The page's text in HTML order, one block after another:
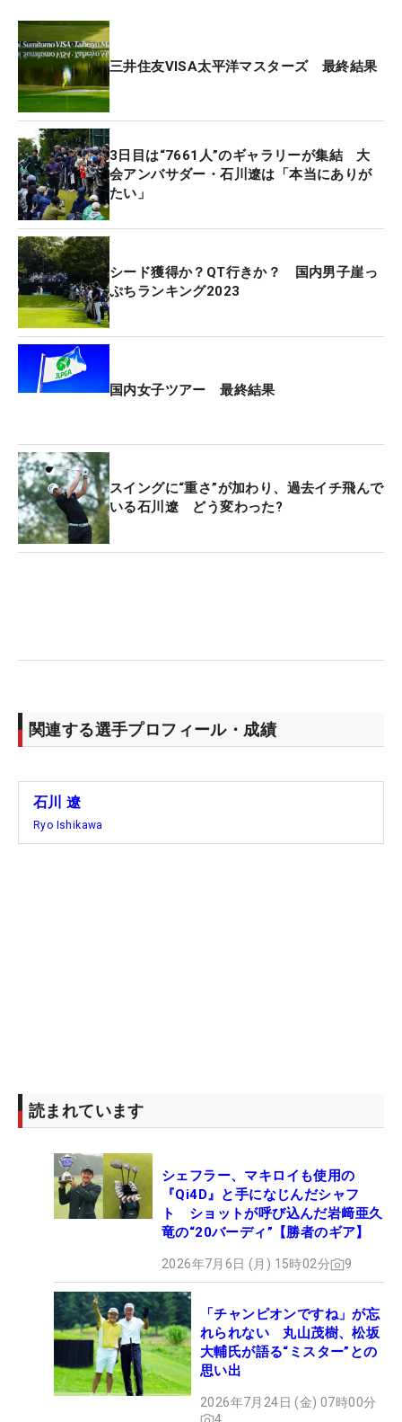
フクリニックを開催するなど、その役目を全うし
た。「非常にやりがいを感じました。（成績で）期
待に応えたかったという思いはあるのですけど、そ
う甘いものではないと思いますし、自分の状態も含
めてまだまだだった」。
それでも、今大会には4日間で合計2万3569人のギ
ャラリーが駆けつけ、今季ツアーの最多を記録し
た。「去年の施策（全日入場無料）を打っていただ
いたことの影響はあるのではないかと思いますね。
すごく楽しかったですし、観客の方もたくさん入っ
ていただいて、すごくいい4日間だったと思いま
す」。アンバサダーとして今大会を総括した。
（文・神吉孝昌）
三井住友VISA太平洋マスターズ 最終結果
3日目は“7661人”のギャラリーが集結 大
会アンバサダー・石川遼は「本当にありが
たい」
シード獲得か？QT行きか？ 国内男子崖っ
ぷちランキング2023
国内女子ツアー 最終結果
スイングに“重さ”が加わり、過去イチ飛んで
いる石川遼 どう変わった?
関連する選手プロフィール・成績
石川 遼
Ryo Ishikawa
読まれています
シェフラー、マキロイも使用の
『Qi4D』と手になじんだシャフ
ト ショットが呼び込んだ岩﨑亜久
竜の“20バーディ”【勝者のギア】
2026年7月6日 (月) 15時02分 9
「チャンピオンですね」が忘
れられない 丸山茂樹、松坂
大輔氏が語る“ミスター”との
思い出
2026年7月24日 (金) 07時00分